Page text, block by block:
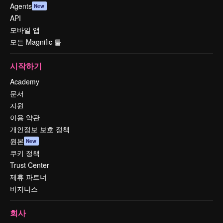
Agents New
API
모바일 앱
모든 Magnific 툴
시작하기
Academy
문서
지원
이용 약관
개인정보 보호 정책
원본 New
쿠키 정책
Trust Center
제휴 파트너
비지니스
회사